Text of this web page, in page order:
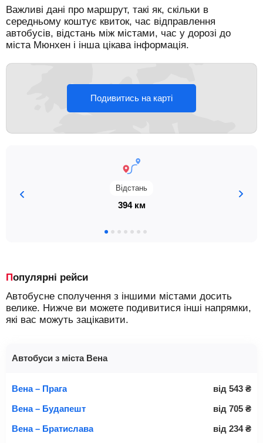
Важливі дані про маршрут, такі як, скільки в
середньому коштує квиток, час відправлення
автобусів, відстань між містами, час у дорозі до
міста Мюнхен і інша цікава інформація.
Подивитись на карті
Відстань
394 км
Популярні рейси
Автобусне сполучення з іншими містами досить
велике. Нижче ви можете подивитися інші напрямки,
які вас можуть зацікавити.
Автобуси з міста Вена
Вена – Прага від 543 ₴
Вена – Будапешт
від 705 ₴
Вена – Братислава
від 234 ₴